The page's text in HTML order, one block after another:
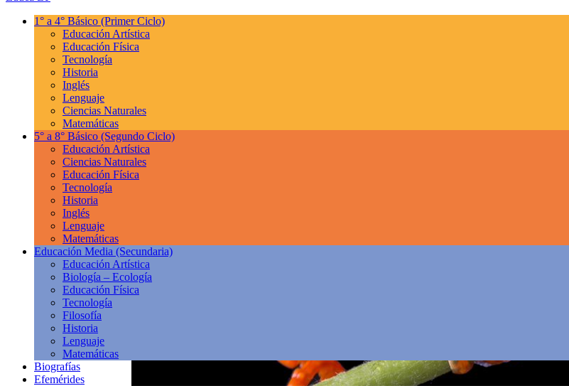
1° a 4° Básico (Primer Ciclo)
Educación Artística
Educación Física
Tecnología
Historia
Inglés
Lenguaje
Ciencias Naturales
Matemáticas
5° a 8° Básico (Segundo Ciclo)
Educación Artística
Ciencias Naturales
Educación Física
Tecnología
Historia
Inglés
Lenguaje
Matemáticas
Educación Media (Secundaria)
Educación Artística
Biología – Ecología
Educación Física
Tecnología
Filosofía
Historia
Lenguaje
Matemáticas
Biografías
Efemérides